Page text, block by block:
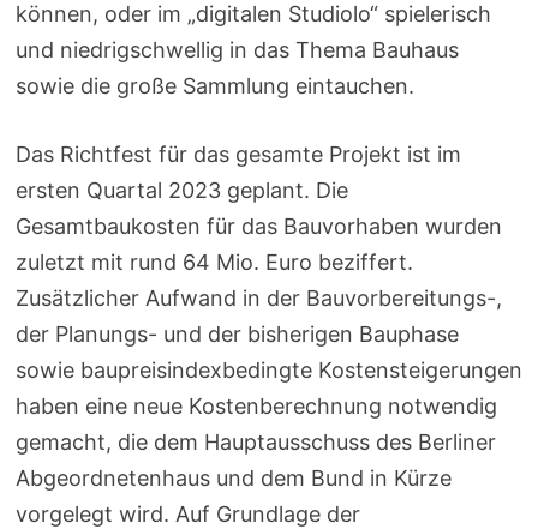
können, oder im „digitalen Studiolo“ spielerisch
und niedrigschwellig in das Thema Bauhaus
sowie die große Sammlung eintauchen.
Das Richtfest für das gesamte Projekt ist im
ersten Quartal 2023 geplant. Die
Gesamtbaukosten für das Bauvorhaben wurden
zuletzt mit rund 64 Mio. Euro beziffert.
Zusätzlicher Aufwand in der Bauvorbereitungs-,
der Planungs- und der bisherigen Bauphase
sowie baupreisindexbedingte Kostensteigerungen
haben eine neue Kostenberechnung notwendig
gemacht, die dem Hauptausschuss des Berliner
Abgeordnetenhaus und dem Bund in Kürze
vorgelegt wird. Auf Grundlage der